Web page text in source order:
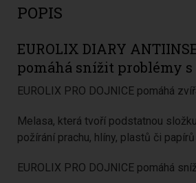
POPIS
EUROLIX DIARY
pomáhá snížit problémy
EUROLIX PRO DOJNICE pomáhá
Melasa, která tvoří podstatnou
požírání prachu, hlíny, plastů či
EUROLIX PRO DOJNICE pomáhá